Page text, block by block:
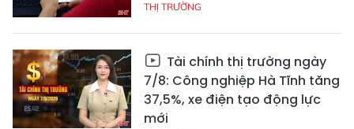
THỊ TRƯỜNG
Tài chính thị trường ngày
7/8: Công nghiệp Hà Tĩnh tăng
37,5%, xe điện tạo động lực
mới